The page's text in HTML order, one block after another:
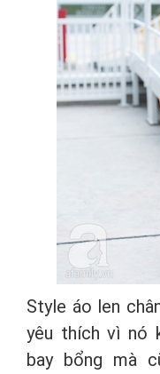
Style áo len
yêu thích vì nó
bay bổng mà